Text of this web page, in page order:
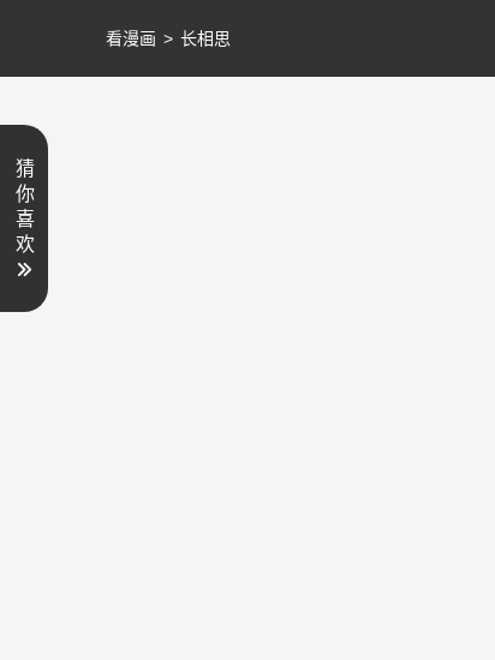
看漫画 > 长相思
猜
你
喜
欢